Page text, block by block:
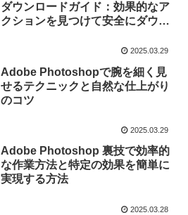
ダウンロードガイド：効果的なア
クションを見つけて安全にダウン
2025.03.29
Adobe Photoshopで腕を細く見
せるテクニックと自然な仕上がり
のコツ
2025.03.29
Adobe Photoshop 裏技で効率的
な作業方法と特定の効果を簡単に
実現する方法
2025.03.28